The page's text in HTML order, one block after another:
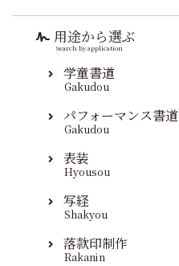
用途から選ぶ
Search by application
学童書道
Gakudou
パフォーマンス書道
Gakudou
表装
Hyousou
写経
Shakyou
落款印制作
Rakanin